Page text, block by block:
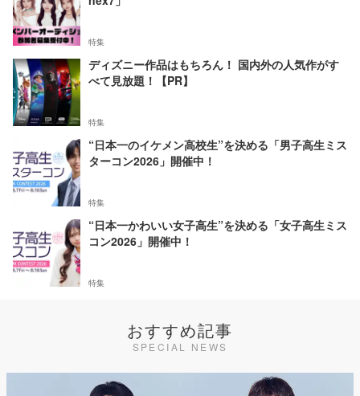
特集
ディズニー作品はもちろん！ 国内外の人気作がす
べて見放題！【PR】
特集
“日本一のイケメン高校生”を決める「男子高生ミス
ターコン2026」開催中！
特集
“日本一かわいい女子高生”を決める「女子高生ミス
コン2026」開催中！
特集
おすすめ記事
SPECIAL NEWS